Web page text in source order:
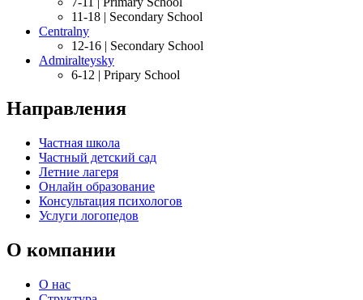
11-18 | Secondary School
Centralny
12-16 | Secondary School
Admiralteysky
6-12 | Pripary School
Направления
Частная школа
Частный детский сад
Летние лагеря
Онлайн образование
Консультация психологов
Услуги логопедов
О компании
О нас